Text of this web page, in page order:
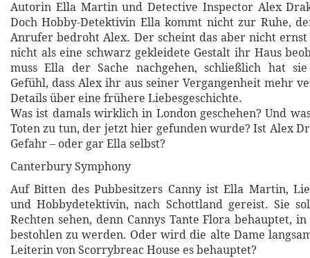
Autorin Ella Martin und Detective Inspector Alex
Doch Hobby-Detektivin Ella kommt nicht zur Ruhe,
Anrufer bedroht Alex. Der scheint das aber nicht ernst
nicht als eine schwarz gekleidete Gestalt ihr Haus
muss Ella der Sache nachgehen, schließlich hat
Gefühl, dass Alex ihr aus seiner Vergangenheit mehr
Details über eine frühere Liebesgeschichte.
Was ist damals wirklich in London geschehen? Und
Toten zu tun, der jetzt hier gefunden wurde? Ist Alex
Gefahr – oder gar Ella selbst?
Canterbury Symphony
Auf Bitten des Pubbesitzers Canny ist Ella Martin,
und Hobbydetektivin, nach Schottland gereist. Sie
Rechten sehen, denn Cannys Tante Flora behauptet,
bestohlen zu werden. Oder wird die alte Dame
Leiterin von Scorrybreac House es behauptet?